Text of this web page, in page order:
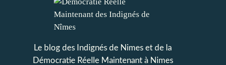
Le blog des Indignés de Nimes et de la
Démocratie Réelle Maintenant à Nimes